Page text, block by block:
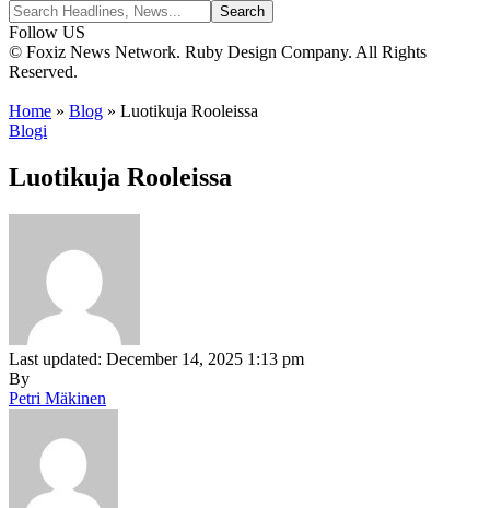
Follow US
© Foxiz News Network. Ruby Design Company. All Rights
Reserved.
Home » Blog » Luotikuja Rooleissa
Blogi
Luotikuja Rooleissa
Last updated: December 14, 2025 1:13 pm
By
Petri Mäkinen